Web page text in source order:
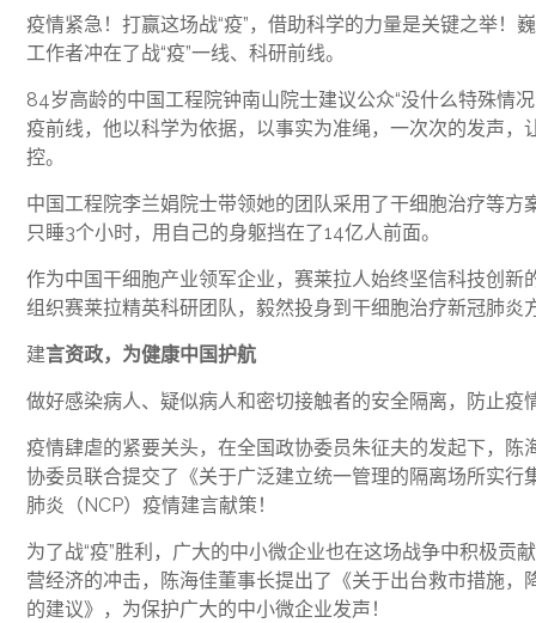
疫情紧急！打赢这场战“疫”，借助科学的力量是关键之举！
工作者冲在了战“疫”一线、科研前线。
84岁高龄的中国工程院钟南山院士建议公众“没什么特殊情
疫前线，他以科学为依据，以事实为准绳，一次次的发声，
控。
中国工程院李兰娟院士带领她的团队采用了干细胞治疗等
只睡3个小时，用自己的身躯挡在了14亿人前面。
作为中国干细胞产业领军企业，赛莱拉人始终坚信科技创
组织赛莱拉精英科研团队，毅然投身到干细胞治疗新冠肺炎
建言资政，为健康中国护航
做好感染病人、疑似病人和密切接触者的安全隔离，防止
疫情肆虐的紧要关头，在全国政协委员朱征夫的发起下，
协委员联合提交了《关于广泛建立统一管理的隔离场所实
肺炎（NCP）疫情建言献策！
为了战“疫”胜利，广大的中小微企业也在这场战争中积极贡
营经济的冲击，陈海佳董事长提出了《关于出台救市措施
的建议》，为保护广大的中小微企业发声！